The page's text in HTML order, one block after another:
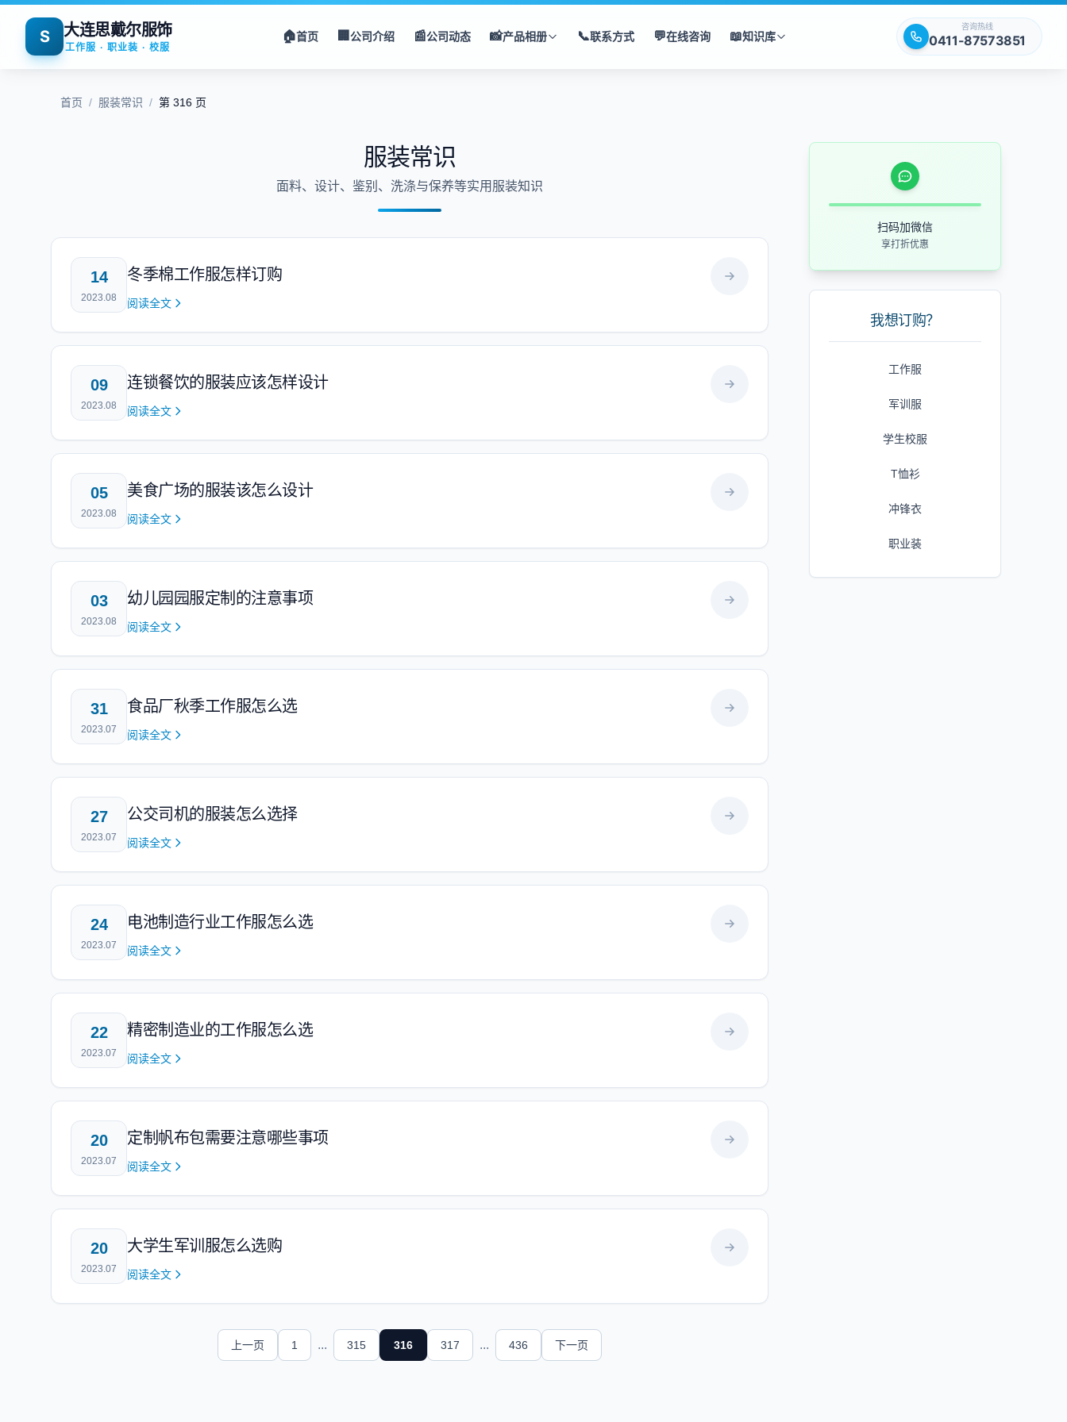
S 大连思戴尔服饰
工作服 · 职业装 · 校服
🏠首页 🏢公司介绍 📰公司动态 📸产品相册 📞联系方式 💬在线咨询 📖知识库
咨询热线
0411-87573851
首页 / 服装常识 / 第 316 页
服装常识
面料、设计、鉴别、洗涤与保养等实用服装知识
14
2023.08
冬季棉工作服怎样订购
阅读全文
09
2023.08
连锁餐饮的服装应该怎样设计
阅读全文
05
2023.08
美食广场的服装该怎么设计
阅读全文
03
2023.08
幼儿园园服定制的注意事项
阅读全文
31
2023.07
食品厂秋季工作服怎么选
阅读全文
27
2023.07
公交司机的服装怎么选择
阅读全文
24
2023.07
电池制造行业工作服怎么选
阅读全文
22
2023.07
精密制造业的工作服怎么选
阅读全文
20
2023.07
定制帆布包需要注意哪些事项
阅读全文
20
2023.07
大学生军训服怎么选购
阅读全文
上一页 1 ... 315 316 317 ... 436 下一页
扫码加微信
享打折优惠
我想订购？
工作服
军训服
学生校服
T恤衫
冲锋衣
职业装